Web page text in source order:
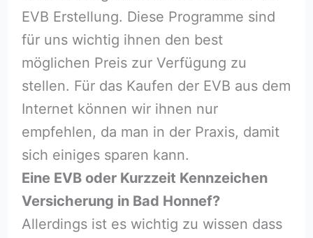
EVB Erstellung. Diese Programme sind
für uns wichtig ihnen den best
möglichen Preis zur Verfügung zu
stellen. Für das Kaufen der EVB aus dem
Internet können wir ihnen nur
empfehlen, da man in der Praxis, damit
sich einiges sparen kann.
Eine EVB oder Kurzzeit Kennzeichen
Versicherung in Bad Honnef?
Allerdings ist es wichtig zu wissen dass